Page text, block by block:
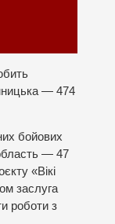
— 474
бойових
— 47
«Вікі
заслуга
роботи з